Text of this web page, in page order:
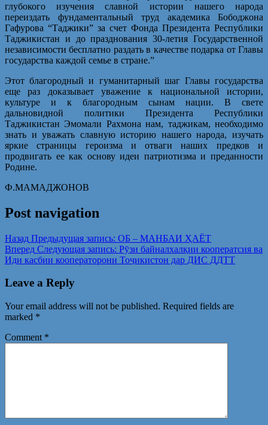
глубокого изучения славной истории нашего народа
переиздать фундаментальный труд академика Бободжона
Гафурова “Таджики” за счет Фонда Президента Республики
Таджикистан и до празднования 30-летия Государственной
независимости бесплатно раздать в качестве подарка от Главы
государства каждой семье в стране.”
Этот благородный и гуманитарный шаг Главы государства
еще раз доказывает уважение к национальной истории,
культуре и к благородным сынам нации. В свете
дальновидной политики Президента Республики
Таджикистан Эмомали Рахмона нам, таджикам, необходимо
знать и уважать славную историю нашего народа, изучать
яркие страницы героизма и отваги наших предков и
продвигать ее как основу идеи патриотизма и преданности
Родине.
Ф.МАМАДЖОНОВ
Post navigation
Назад Предыдущая запись: ОБ – МАНБАИ ҲАЁТ
Вперед Следующая запись: Рӯзи байналхалқии кооператсия ва
Иди касбии кооператорони Тоҷикистон дар ДИС ДДТТ
Leave a Reply
Your email address will not be published. Required fields are
marked *
Comment *